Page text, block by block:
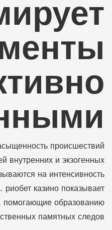
происшествий
внутренних и экзогенных
на интенсивность
казино показывает
образованию
памятных следов: